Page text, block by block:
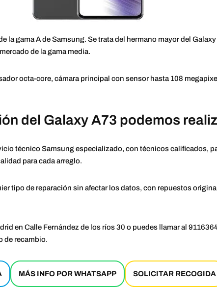
la gama A de Samsung. Se trata del hermano mayor del
de la gama media.
octa-core, cámara principal con sensor hasta 108
del Galaxy A73 podemos
técnico Samsung especializado, con técnicos calificados,
para cada arreglo.
tipo de reparación sin afectar los datos, con repuestos
en Calle Fernández de los ríos 30 o puedes llamar al
de recambio.
MÁS INFO POR WHATSAPP SOLICITAR RECOGIDA